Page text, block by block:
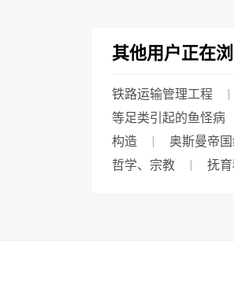
其他用户正在
铁路运输管理工程
等足类引起的鱼怪病
构造
奥斯曼帝
哲学、宗教
抚